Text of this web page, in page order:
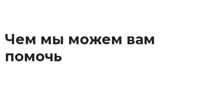
Чем мы можем вам
помочь